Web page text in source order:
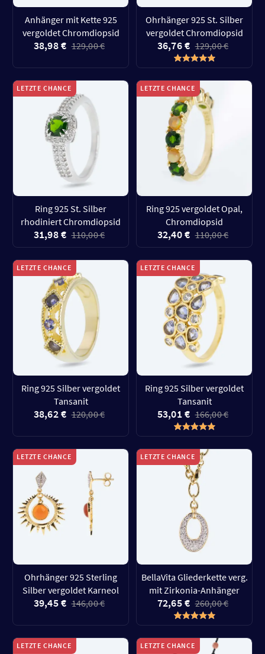
Anhänger mit Kette 925
vergoldet Chromdiopsid
38,98 € 129,00 €
Ohrhänger 925 St. Silber
vergoldet Chromdiopsid
36,76 € 129,00 €
LETZTE CHANCE
Ring 925 St. Silber
rhodiniert Chromdiopsid
31,98 € 110,00 €
LETZTE CHANCE
Ring 925 vergoldet Opal,
Chromdiopsid
32,40 € 110,00 €
LETZTE CHANCE
Ring 925 Silber vergoldet
Tansanit
38,62 € 120,00 €
LETZTE CHANCE
Ring 925 Silber vergoldet
Tansanit
53,01 € 166,00 €
LETZTE CHANCE
Ohrhänger 925 Sterling
Silber vergoldet Karneol
39,45 € 146,00 €
LETZTE CHANCE
BellaVita Gliederkette verg.
mit Zirkonia-Anhänger
72,65 € 260,00 €
LETZTE CHANCE LETZTE CHANCE